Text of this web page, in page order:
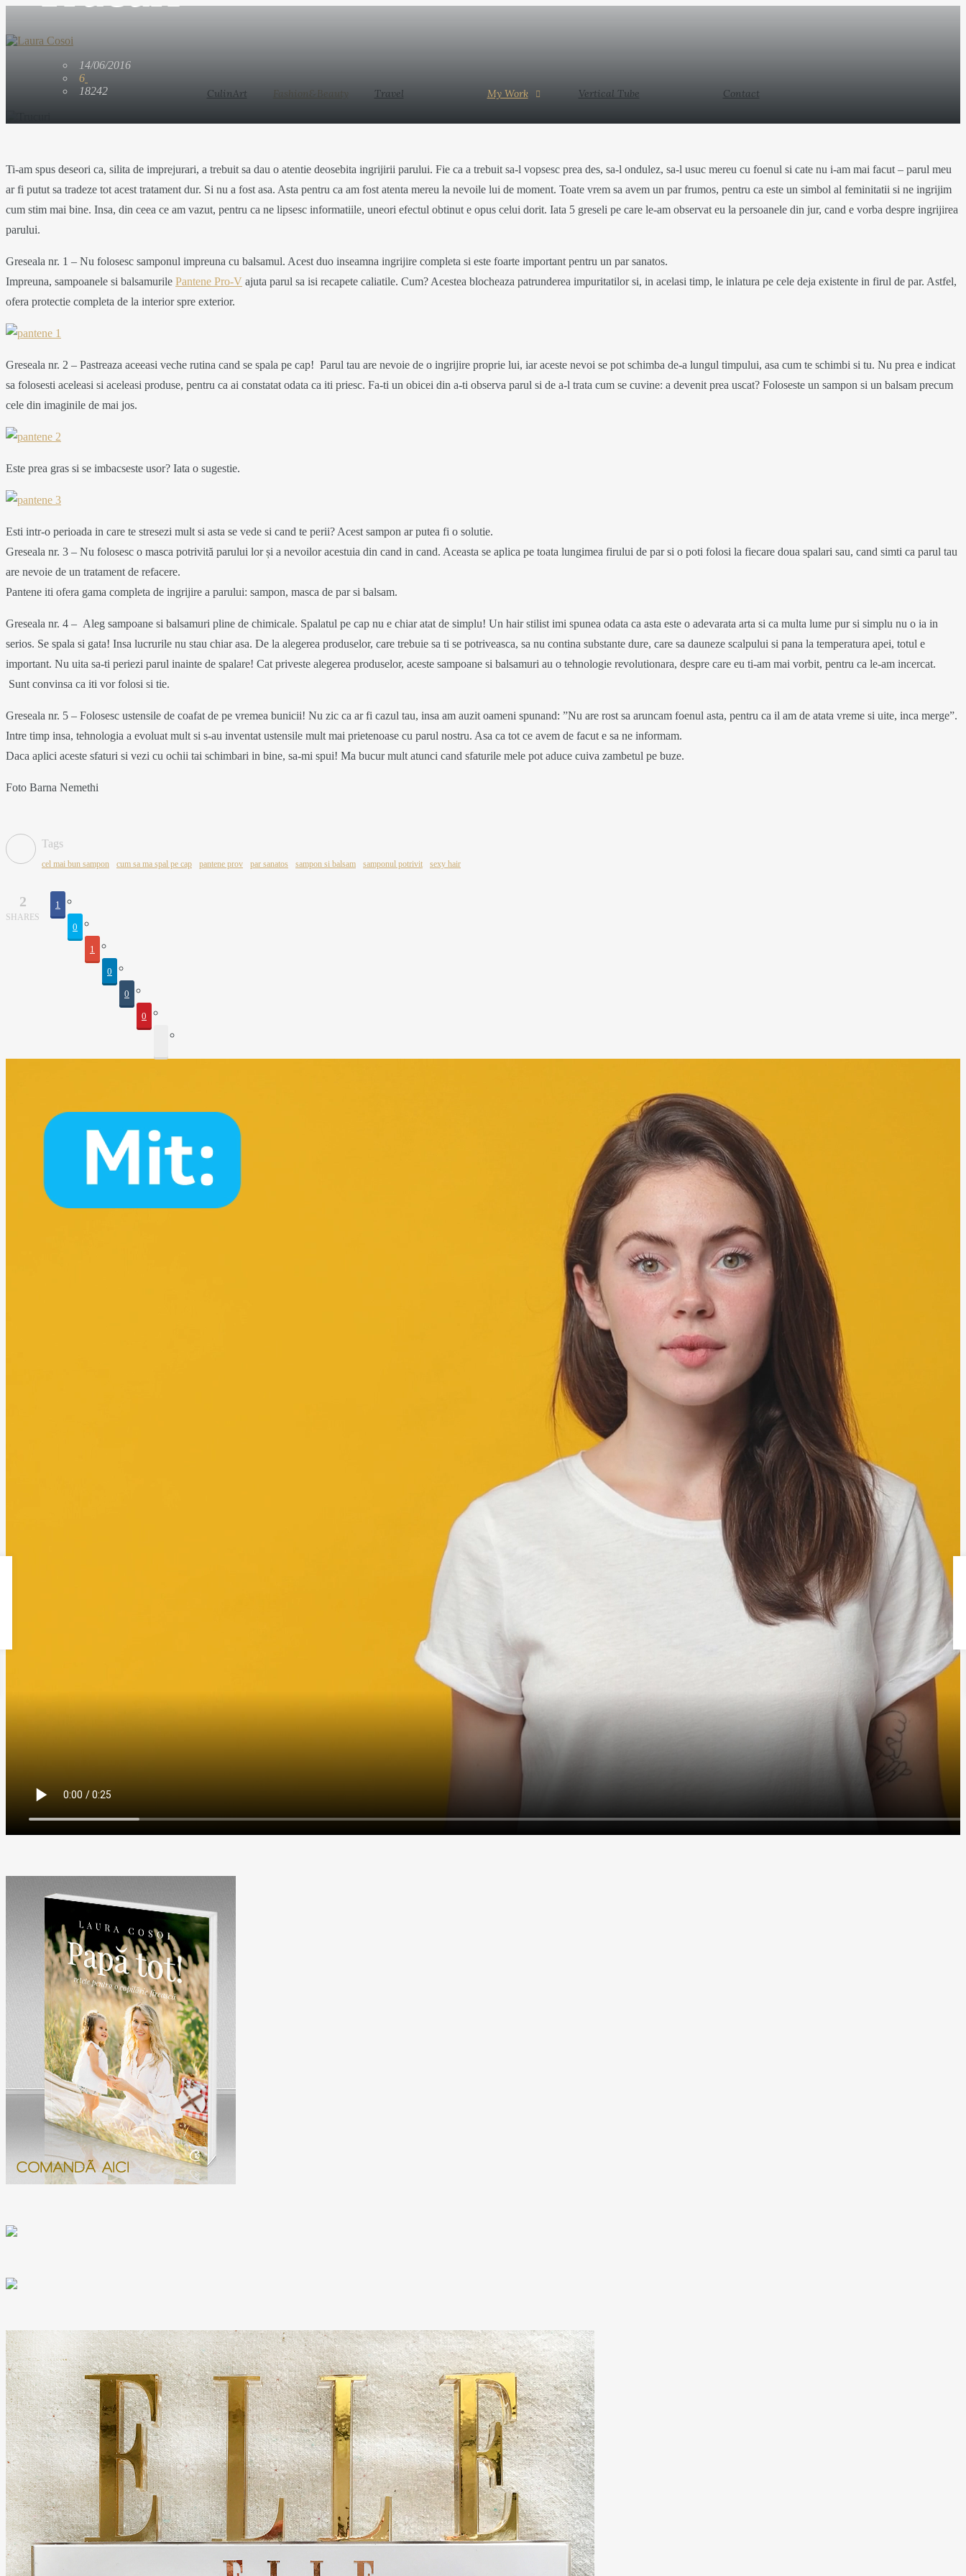
MORE
Budinca de
gris
4 years ago
MORE
Paste tricolore
cu sos de rosii
si zucchini
MORE
Retete de
toamna si de
Post pentru o
saptamana
5 years ago
Budinca de
orez cu
cardamom,
scortisoara si
miere
POSTPARTUM
pentru joaca
in natura
Dubai
5 years ago
Regimul
alimentar pe
timpul
sarcinii
6 years ago
Vietnam Phu
Quoq
3 years ago
MORE
Chi Minh -
Delta Mekong
MORE
4 years ago
Vacanta in
Bulgaria
4 years ago
CulinArt Fashion&Beauty Travel My Work Vertical Tube Contact
14/06/2016
6
18242
Ti-am spus deseori ca, silita de imprejurari, a trebuit sa dau o atentie deosebita ingrijirii parului. Fie ca a trebuit sa-l vopsesc prea des, sa-l ondulez, sa-l usuc mereu cu foenul si cate nu i-am mai facut – parul meu
ar fi putut sa tradeze tot acest tratament dur. Si nu a fost asa. Asta pentru ca am fost atenta mereu la nevoile lui de moment. Toate vrem sa avem un par frumos, pentru ca este un simbol al feminitatii si ne ingrijim
cum stim mai bine. Insa, din ceea ce am vazut, pentru ca ne lipsesc informatiile, uneori efectul obtinut e opus celui dorit. Iata 5 greseli pe care le-am observat eu la persoanele din jur, cand e vorba despre ingrijirea
parului.
Greseala nr. 1 – Nu folosesc samponul impreuna cu balsamul. Acest duo inseamna ingrijire completa si este foarte important pentru un par sanatos.
Impreuna, sampoanele si balsamurile Pantene Pro-V ajuta parul sa isi recapete caliatile. Cum? Acestea blocheaza patrunderea impuritatilor si, in acelasi timp, le inlatura pe cele deja existente in firul de par. Astfel,
ofera protectie completa de la interior spre exterior.
Greseala nr. 2 – Pastreaza aceeasi veche rutina cand se spala pe cap! Parul tau are nevoie de o ingrijire proprie lui, iar aceste nevoi se pot schimba de-a lungul timpului, asa cum te schimbi si tu. Nu prea e indicat
sa folosesti aceleasi si aceleasi produse, pentru ca ai constatat odata ca iti priesc. Fa-ti un obicei din a-ti observa parul si de a-l trata cum se cuvine: a devenit prea uscat? Foloseste un sampon si un balsam precum
cele din imaginile de mai jos.
Este prea gras si se imbacseste usor? Iata o sugestie.
Esti intr-o perioada in care te stresezi mult si asta se vede si cand te perii? Acest sampon ar putea fi o solutie.
Greseala nr. 3 – Nu folosesc o masca potrivită parului lor și a nevoilor acestuia din cand in cand. Aceasta se aplica pe toata lungimea firului de par si o poti folosi la fiecare doua spalari sau, cand simti ca parul tau
are nevoie de un tratament de refacere.
Pantene iti ofera gama completa de ingrijire a parului: sampon, masca de par si balsam.
Greseala nr. 4 – Aleg sampoane si balsamuri pline de chimicale. Spalatul pe cap nu e chiar atat de simplu! Un hair stilist imi spunea odata ca asta este o adevarata arta si ca multa lume pur si simplu nu o ia in
serios. Se spala si gata! Insa lucrurile nu stau chiar asa. De la alegerea produselor, care trebuie sa ti se potriveasca, sa nu contina substante dure, care sa dauneze scalpului si pana la temperatura apei, totul e
important. Nu uita sa-ti periezi parul inainte de spalare! Cat priveste alegerea produselor, aceste sampoane si balsamuri au o tehnologie revolutionara, despre care eu ti-am mai vorbit, pentru ca le-am incercat.
Sunt convinsa ca iti vor folosi si tie.
Greseala nr. 5 – Folosesc ustensile de coafat de pe vremea bunicii! Nu zic ca ar fi cazul tau, insa am auzit oameni spunand: ”Nu are rost sa aruncam foenul asta, pentru ca il am de atata vreme si uite, inca merge”.
Intre timp insa, tehnologia a evoluat mult si s-au inventat ustensile mult mai prietenoase cu parul nostru. Asa ca tot ce avem de facut e sa ne informam.
Daca aplici aceste sfaturi si vezi cu ochii tai schimbari in bine, sa-mi spui! Ma bucur mult atunci cand sfaturile mele pot aduce cuiva zambetul pe buze.
Foto Barna Nemethi
Tags
cel mai bun sampon cum sa ma spal pe cap pantene prov par sanatos sampon si balsam samponul potrivit sexy hair
2
SHARES
1
0
1
0
0
0